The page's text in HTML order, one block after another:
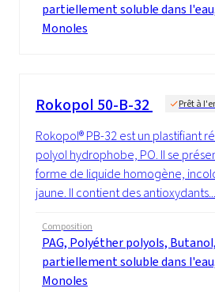
partiellement soluble dans
Monoles
Rokopol 50-B-32 Prêt à
Rokopol® PB-32 est un plastifiant
polyol hydrophobe, PO. Il se
forme de liquide homogène,
jaune. Il contient des antioxydants...
Composition
PAG, Polyéther polyols,
partiellement soluble dans
Monoles